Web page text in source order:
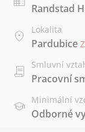
Randstad
Lokalita
Pardubice
Smluvní
Pracovní
Minimální
Odborné